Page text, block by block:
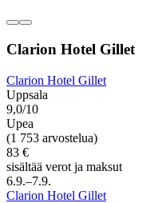
Clarion Hotel Gillet
Clarion Hotel Gillet
Uppsala
9,0/10
Upea
(1 753 arvostelua)
83 €
sisältää verot ja maksut
6.9.–7.9.
Clarion Hotel Gillet